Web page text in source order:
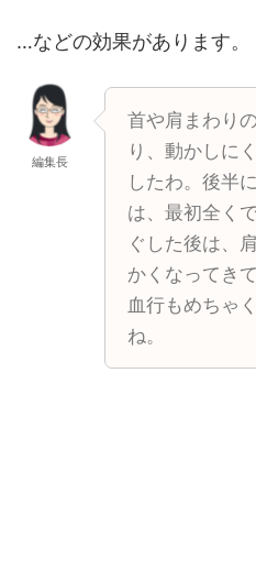
…などの効果があります。
編集長
首や肩まわり
り、動かしに
したわ。後半
は、最初全く
ぐした後は、
かくなってき
血行もめちゃ
ね。